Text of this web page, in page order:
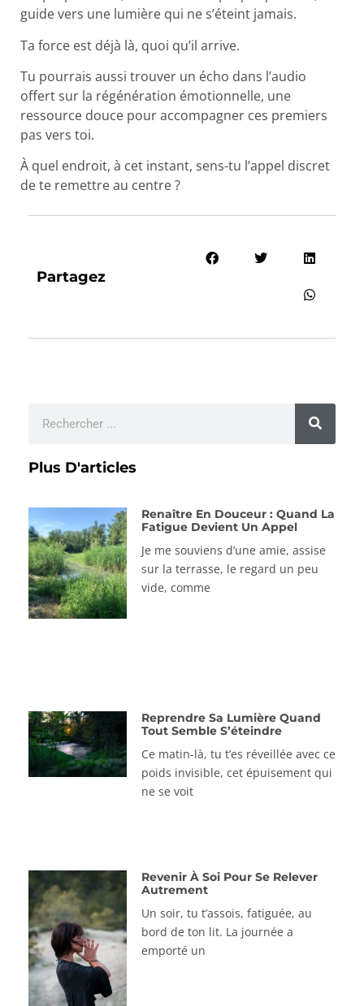
guide vers une lumière qui ne s’éteint jamais.
Ta force est déjà là, quoi qu’il arrive.
Tu pourrais aussi trouver un écho dans l’audio
offert sur la régénération émotionnelle, une
ressource douce pour accompagner ces premiers
pas vers toi.
À quel endroit, à cet instant, sens-tu l’appel discret
de te remettre au centre ?
Partagez
Plus D'articles
Renaître En Douceur : Quand La
Fatigue Devient Un Appel
Je me souviens d’une amie, assise
sur la terrasse, le regard un peu
vide, comme
Reprendre Sa Lumière Quand
Tout Semble S’éteindre
Ce matin-là, tu t’es réveillée avec ce
poids invisible, cet épuisement qui
ne se voit
Revenir À Soi Pour Se Relever
Autrement
Un soir, tu t’assois, fatiguée, au
bord de ton lit. La journée a
emporté un